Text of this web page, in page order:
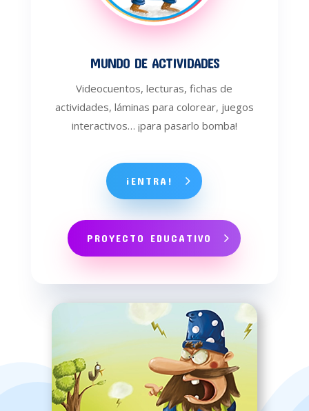
MUNDO DE ACTIVIDADES
Videocuentos, lecturas, fichas de
actividades, láminas para colorear, juegos
interactivos… ¡para pasarlo bomba!
¡ENTRA!
PROYECTO EDUCATIVO